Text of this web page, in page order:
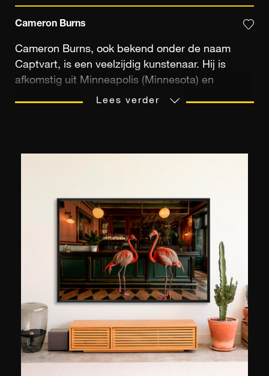
Cameron Burns
Cameron Burns, ook bekend onder de naam
Captvart, is een veelzijdig kunstenaar. Hij is
afkomstig uit Minneapolis (Minnesota) en
profileert zich soms als fotograaf of
artiesten (Juice WRLD, The Lumineers, Neon
Trees, Run The Jewels, …). Voor het overige kan
hij zijn talenten kwijt in persoonlijke projecten die
hij via galerijen of via NFT-platforms ter
beschikking stelt van verzamelaars. Extra
kleurrijke nuances en verhalen op de grens
tussen droom en realiteit. Alles overgoten met
subtiele ironie.
Lees verder